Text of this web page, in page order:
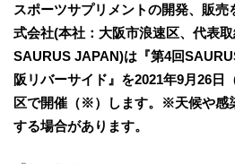
スポーツサプリメントの開発、販
式会社(本社：大阪市浪速区、代表
SAURUS JAPAN)は『第4回
阪リバーサイド』を2021年9月26日
区で開催（※）します。※天候や感
する場合があります。